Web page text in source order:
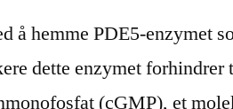
å hemme PDE5-enzymet
dette enzymet forhindrer
(cGMP), et